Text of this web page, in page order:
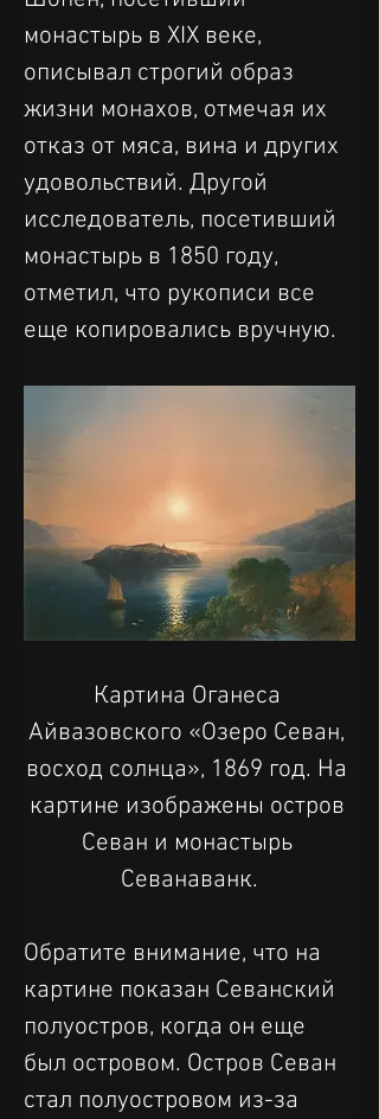
монастырь в XIX веке,
описывал строгий образ
жизни монахов, отмечая их
отказ от мяса, вина и других
удовольствий. Другой
исследователь, посетивший
монастырь в 1850 году,
отметил, что рукописи все
еще копировались вручную.
Картина Оганеса
Айвазовского «Озеро Севан,
восход солнца», 1869 год. На
картине изображены остров
Севан и монастырь
Севанаванк.
Обратите внимание, что на
картине показан Севанский
полуостров, когда он еще
был островом. Остров Севан
стал полуостровом из-за